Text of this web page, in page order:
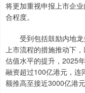
将更加重视申报上市企
合程度。
受到包括鼓励内地龙
上市流程的措施推动下
估值水平的提升，2025
融资超过100亿港元，连
额推高至接近3000亿港元